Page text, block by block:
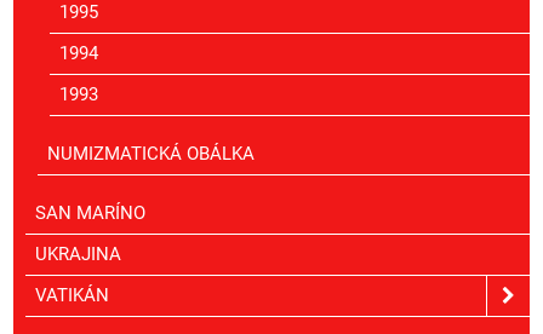
1995
1994
1993
NUMIZMATICKÁ OBÁLKA
SAN MARÍNO
UKRAJINA
VATIKÁN